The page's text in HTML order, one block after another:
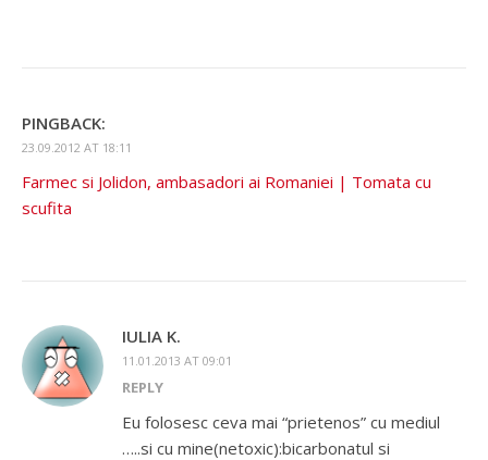
PINGBACK:
23.09.2012 AT 18:11
Farmec si Jolidon, ambasadori ai Romaniei | Tomata cu
scufita
IULIA K.
11.01.2013 AT 09:01
REPLY
Eu folosesc ceva mai “prietenos” cu mediul
…..si cu mine(netoxic):bicarbonatul si